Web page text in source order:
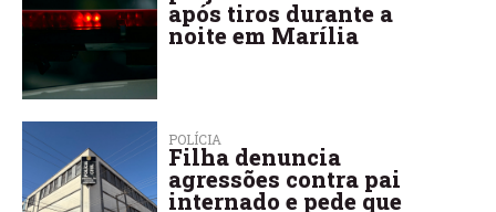
após tiros durante a
noite em Marília
POLÍCIA
Filha denuncia
agressões contra pai
internado e pede que